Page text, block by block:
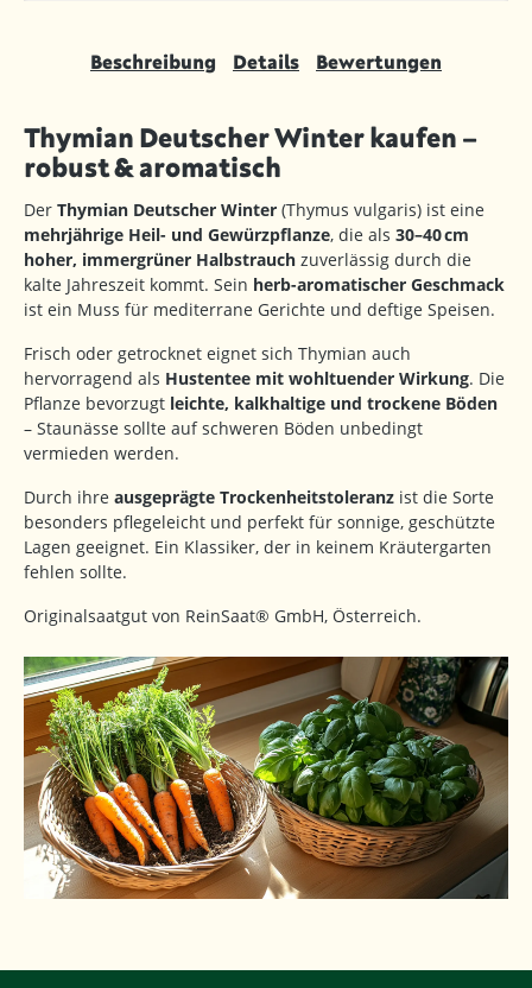
Beschreibung Details Bewertungen
Thymian Deutscher Winter kaufen –
robust & aromatisch
Der Thymian Deutscher Winter (Thymus vulgaris) ist eine
mehrjährige Heil- und Gewürzpflanze, die als 30–40 cm
hoher, immergrüner Halbstrauch zuverlässig durch die
kalte Jahreszeit kommt. Sein herb-aromatischer Geschmack
ist ein Muss für mediterrane Gerichte und deftige Speisen.
Frisch oder getrocknet eignet sich Thymian auch
hervorragend als Hustentee mit wohltuender Wirkung. Die
Pflanze bevorzugt leichte, kalkhaltige und trockene Böden
– Staunässe sollte auf schweren Böden unbedingt
vermieden werden.
Durch ihre ausgeprägte Trockenheitstoleranz ist die Sorte
besonders pflegeleicht und perfekt für sonnige, geschützte
Lagen geeignet. Ein Klassiker, der in keinem Kräutergarten
fehlen sollte.
Originalsaatgut von ReinSaat® GmbH, Österreich.